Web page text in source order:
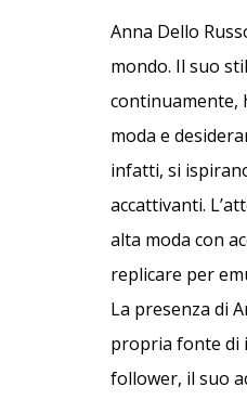
Anna Dello
mondo. Il suo
continuamente,
moda e
infatti, si
accattivanti.
alta moda con
replicare per
La presenza di
propria fonte di
follower, il suo